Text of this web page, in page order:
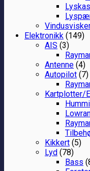
Elektronikk (149)
AIS (3)
Antenne (4)
Autopilot (7)
Kartplotter/
Kikkert (5)
Lyd (78)
Bass